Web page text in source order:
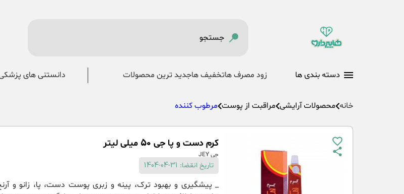
دسته بندی ها زود مصرف هاتخفیف هاجدید ترین محصولات دانستنی های
خانه محصولات آرایشی مراقبت از پوست مرطوب کننده
کرم دست و پا جی 50 میلی لیتر
جی JEY
تاریخ انقضا: 31-04-1404
_ پیشگیری و بهبود ترک، پینه و زبری پوست دست، پا، زانو و